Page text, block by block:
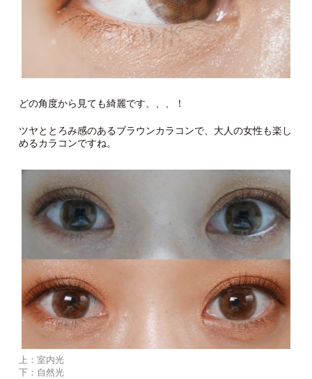
どの角度から見ても綺麗です、、、！
ツヤととろみ感のあるブラウンカラコンで、大人の女性も楽し
めるカラコンですね。
上：室内光
下：自然光